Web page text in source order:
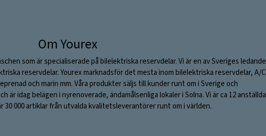
Om Yourex
som är specialiserade på bilelektriska reservdelar. Vi är en av Sveriges ledande
reservdelar. Yourex marknadsför det mesta inom bilelektriska reservdelar, A/C
och marin mm. Våra produkter säljs till kunder runt om i Sverige och
är idag belägen i nyrenoverade, ändamålsenliga lokaler i Solna. Vi är ca 12 anställda
30 000 artiklar från utvalda kvalitetsleverantörer runt om i världen.